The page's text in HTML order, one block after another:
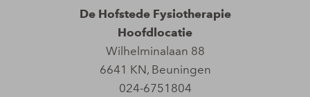
De Hofstede Fysiotherapie
Hoofdlocatie
Wilhelminalaan 88
6641 KN, Beuningen
024-6751804